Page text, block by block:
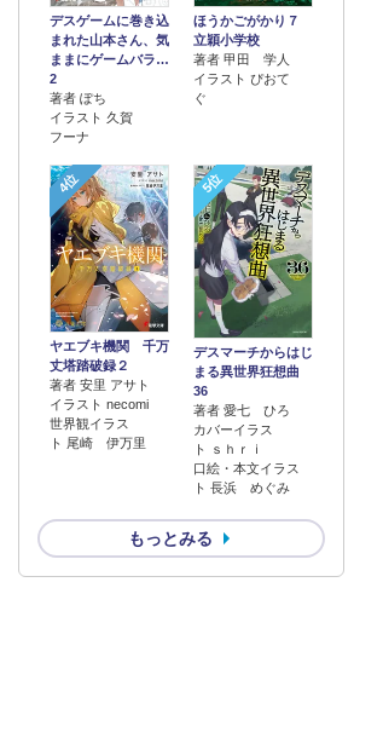
デスゲームに巻き込
まれた山本さん、気
ままにゲームバラ…
2
著者 ぽち
イラスト 久賀
フーナ
ほうかごがかり７
立穎小学校
著者 甲田 学人
イラスト ぴおて
ぐ
4位
ヤエブキ機関 千万
丈塔踏破録２
著者 安里 アサト
イラスト necomi
世界観イラス
ト 尾崎 伊万里
5位
デスマーチからはじ
まる異世界狂想曲
36
著者 愛七 ひろ
カバーイラス
ト ｓｈｒｉ
口絵・本文イラス
ト 長浜 めぐみ
もっとみる